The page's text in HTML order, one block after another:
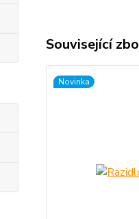
Související
Novinka